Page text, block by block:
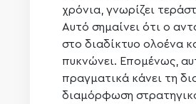
χρόνια, γνωρίζει
Αυτό σημαίνει ότι ο
στο διαδίκτυο ολοένα
πυκνώνει. Επομένως,
πραγματικά κάνει τη
διαμόρφωση